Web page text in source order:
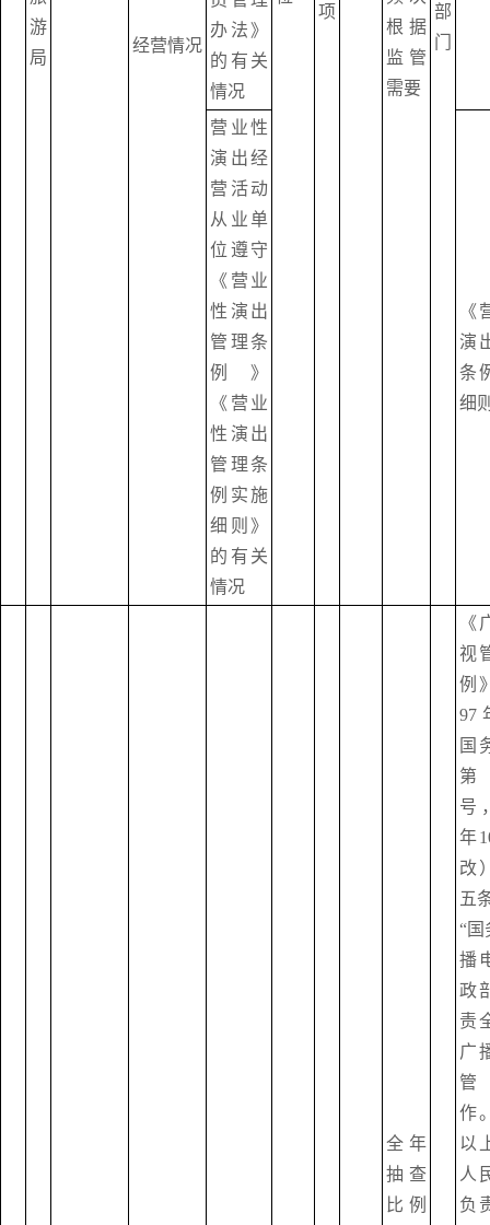
游
局
项
根据
监管
需要
部
门
经营情况
办法》
的有关
情况
营业性
演出经
营活动
从业单
位遵守
《营业
性演出
管理条
例》
《营业
性演出
管理条
例实施
细则》
的有关
情况
《
演
条
细
全年
抽查
比例
《
视
例
97
国
号
年
改
五
“国
播
政
责
广
管
作
以
人
负